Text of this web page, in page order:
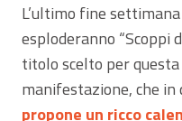
L’ultimo fine
esploderanno “Scoppi
titolo scelto per
manifestazione, che
propone un ricco